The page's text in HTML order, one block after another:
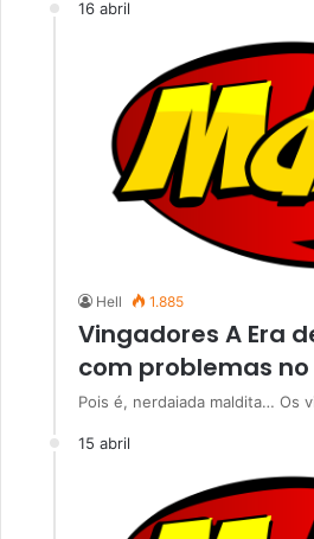
16 abril
Hell 1.885
Vingadores A Era
com problemas
Pois é, nerdaiada maldita… Os
15 abril